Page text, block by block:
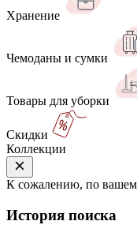
Хранение
Чемоданы и сумки
Товары для уборки
Скидки
Коллекции
К сожалению, по
История поиска